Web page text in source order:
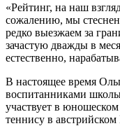
«Рейтинг, на наш
сожалению, мы
редко выезжаем за
зачастую дважды в
естественно,
В настоящее время
воспитанниками
участвует в
теннису в